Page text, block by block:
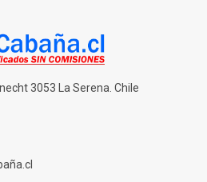
3053 La Serena. Chile